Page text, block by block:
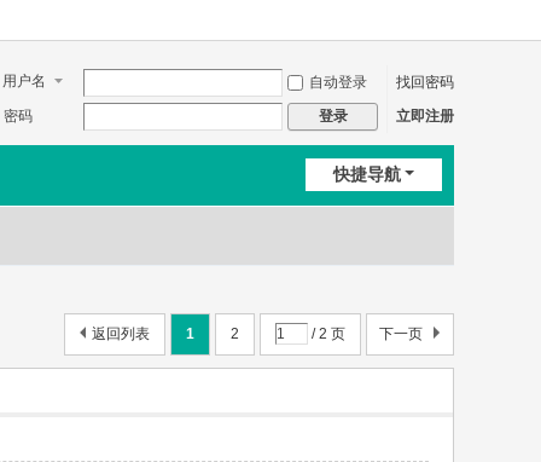
用户名 自动登录
找回密码
密码
登录 立即注册
快捷导航
1 2 / 2 页 下一页
返回列表